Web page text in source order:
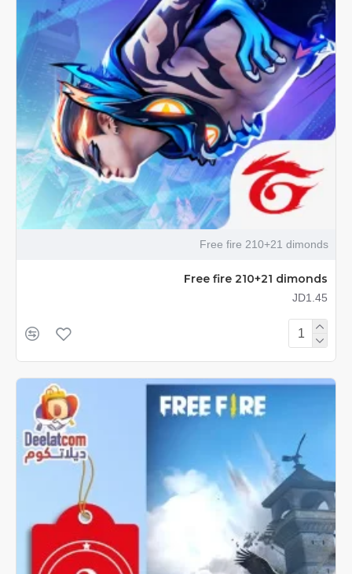
Free fire 210+21 dimonds
Free fire 210+21 dimonds
JD1.45